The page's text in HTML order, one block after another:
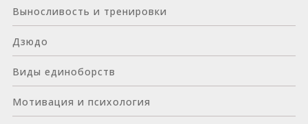
Выносливость и тренировки
Дзюдо
Виды единоборств
Мотивация и психология